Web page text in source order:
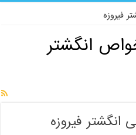
فیروزه
انگشتر
فیروزه